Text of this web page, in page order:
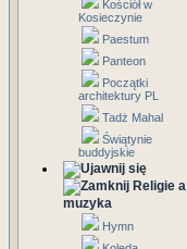
Kościół w
Kosieczynie
Paestum
Panteon
Początki
architektury PL
Tadż Mahal
Świątynie
buddyjskie
Religie a
muzyka
Hymn